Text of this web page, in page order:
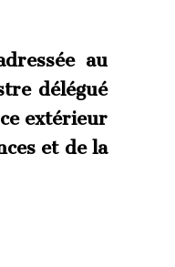
au
délégué
extérieur
et de la